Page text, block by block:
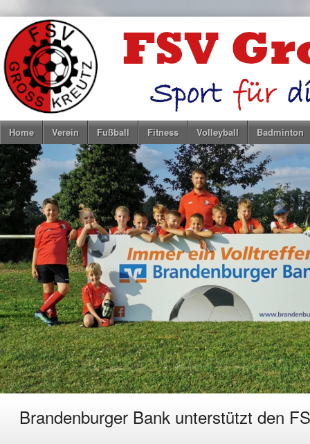
Home Verein Fußball Fitness Volleyball Badminton
Brandenburger Bank unterstützt den